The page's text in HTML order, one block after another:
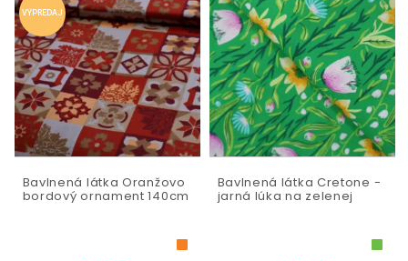
VÝPREDAJ
Bavlnená látka Oranžovo
bordový ornament 140cm
Bavlnená látka Cretone -
jarná lúka na zelenej